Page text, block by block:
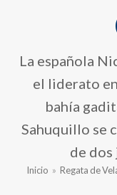
La española
el liderato
bahía
Sahuquillo se
de dos
Inicio » Regata de